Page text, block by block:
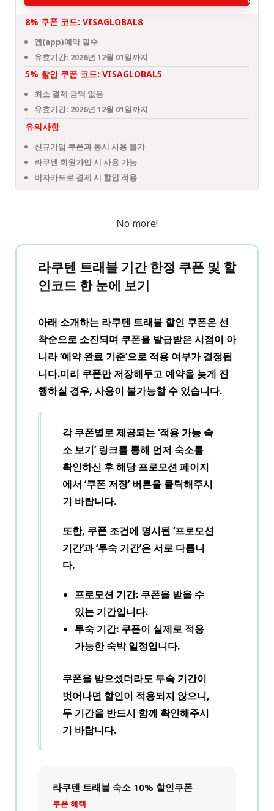
8% 쿠폰 코드: VISAGLOBAL8
앱(app)예약 필수
유효기간: 2026년 12월 01일까지
5% 할인 쿠폰 코드: VISAGLOBAL5
최소 결제 금액 없음
유효기간: 2026년 12월 01일까지
유의사항
신규가입 쿠폰과 동시 사용 불가
라쿠텐 회원가입 시 사용 가능
비자카드로 결제 시 할인 적용
No more!
라쿠텐 트래블 기간 한정 쿠폰 및 할
인코드 한 눈에 보기
아래 소개하는 라쿠텐 트래블 할인 쿠폰은선
착순으로 소진되며 쿠폰을 발급받은 시점이 아
니라 ‘예약 완료 기준’으로 적용 여부가 결정됩
니다.미리 쿠폰만 저장해두고 예약을 늦게 진
행하실 경우, 사용이 불가능할 수 있습니다.
각 쿠폰별로 제공되는‘적용 가능 숙
소 보기’ 링크를 통해 먼저 숙소를
확인하신 후 해당프로모션 페이지
에서 ‘쿠폰 저장’ 버튼을 클릭해주시
기 바랍니다.
또한, 쿠폰 조건에 명시된 ‘프로모션
기간’과 ‘투숙 기간’은 서로 다릅니
다.
프로모션 기간: 쿠폰을 받을 수
있는 기간입니다.
투숙 기간: 쿠폰이 실제로 적용
가능한 숙박 일정입니다.
쿠폰을 받으셨더라도 투숙 기간이
벗어나면 할인이 적용되지 않으니,
두 기간을 반드시 함께 확인해주시
기 바랍니다.
라쿠텐 트래블 숙소 10% 할인쿠폰
쿠폰 혜택